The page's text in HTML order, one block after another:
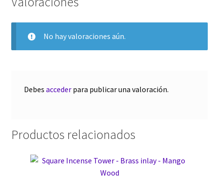
No hay valoraciones aún.
Debes accederpara publicar una valoración.
Productos relacionados